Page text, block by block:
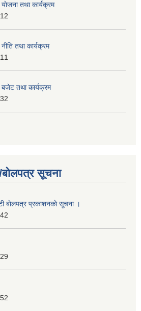
तथा कार्यक्रम
तथा कार्यक्रम
तथा कार्यक्रम
बोलपत्र सूचना
बाेलपत्र प्रकाशनकाे सूचना ।